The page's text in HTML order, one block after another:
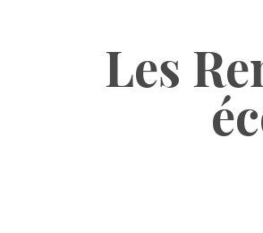
Contact
Les